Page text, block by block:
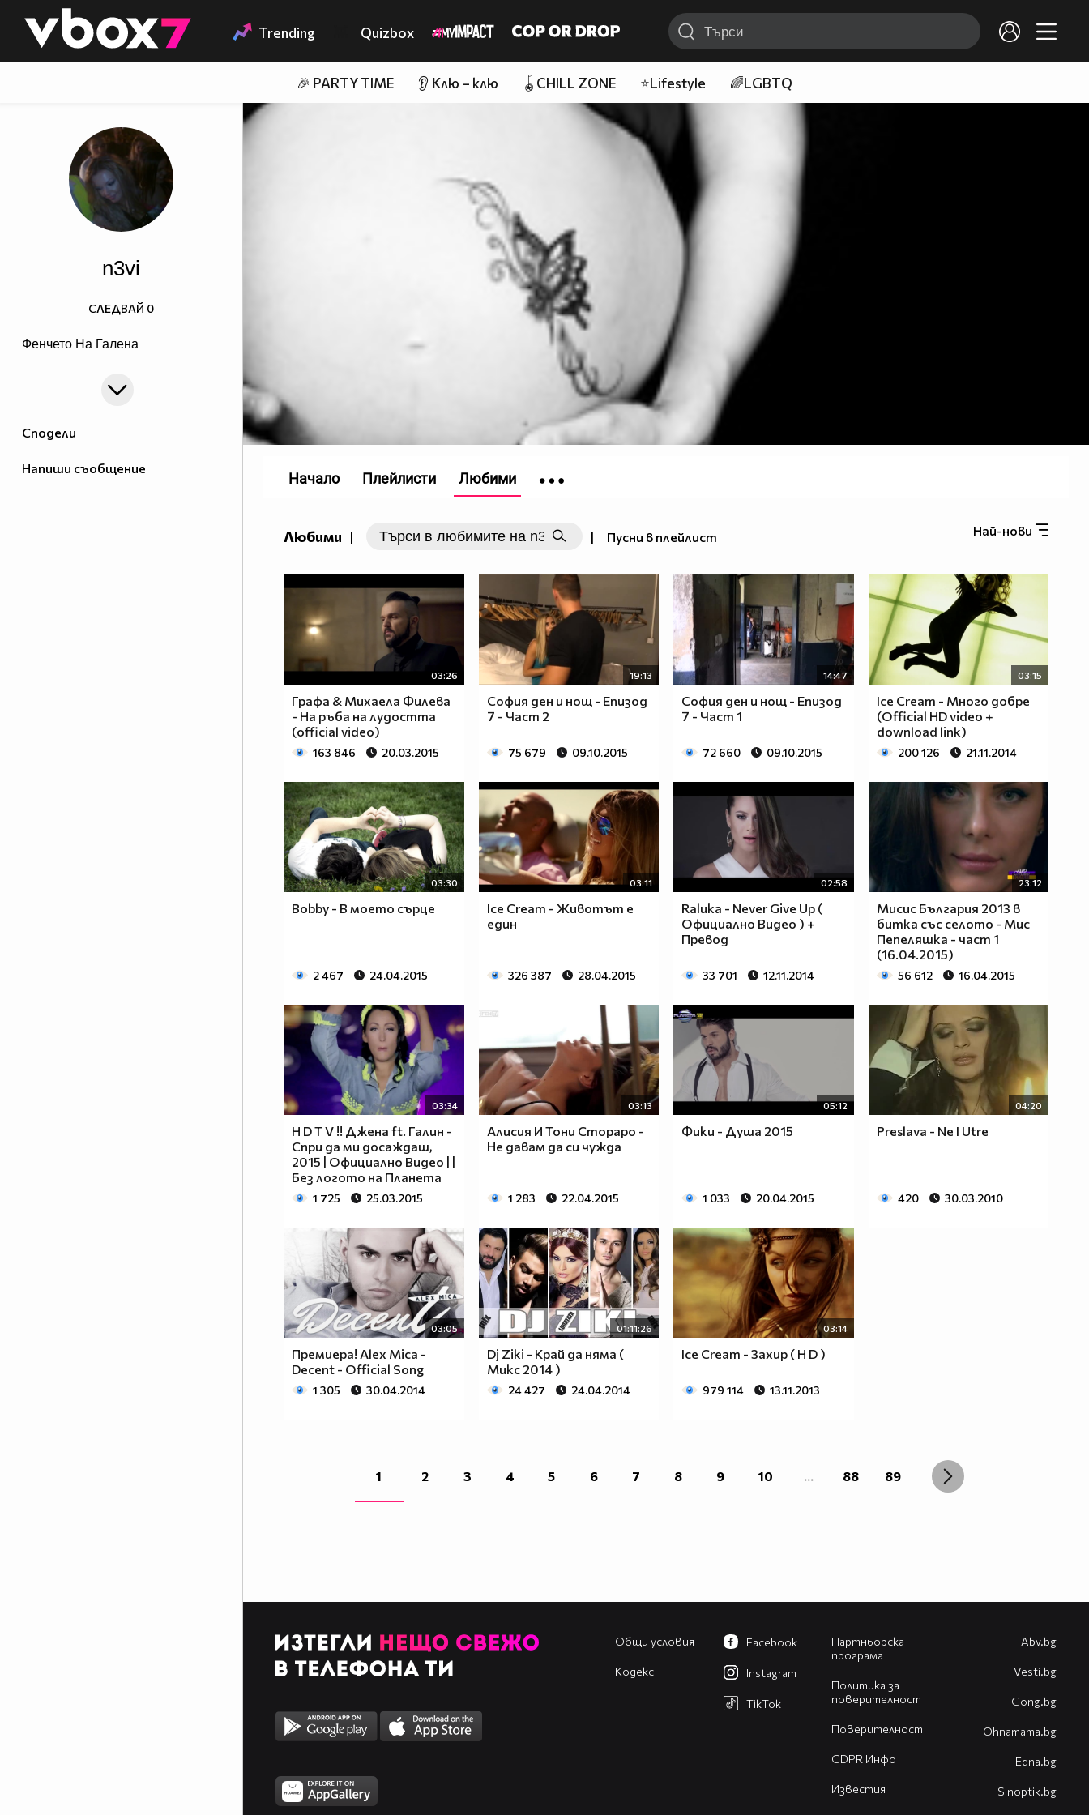
👾 Trending Quizbox
🎉 PARTY TIME 👂 Клю – клю 🪀CHILL ZONE ⭐Lifestyle 🌈LGBTQ
Сподели
Напиши съобщение
n3vi
Фенчето На Галена
СЛЕДВАЙ 0
Любими | | Пусни в плейлист Най-нови
03:26
Графа & Михаела Филева
- На ръба на лудостта
(official video)
163 846 20.03.2015
19:13
София ден и нощ - Епизод
7 - Част 2
75 679 09.10.2015
14:47
София ден и нощ - Епизод
7 - Част 1
72 660 09.10.2015
03:15
Ice Cream - Много добре
(Official HD video +
download link)
200 126 21.11.2014
03:30
Bobby - В моето сърце
2 467 24.04.2015
03:11
Ice Cream - Животът е
един
326 387 28.04.2015
02:58
Raluka - Never Give Up (
Официално Видео ) +
Превод
33 701 12.11.2014
23:12
Мисис България 2013 в
битка със селото - Мис
Пепеляшка - част 1
(16.04.2015)
56 612 16.04.2015
03:34
H D T V !! Джена ft. Галин -
Спри да ми досаждаш,
2015 | Официално Видео | |
Без логото на Планета
1 725 25.03.2015
03:13
Алисия И Тони Стораро -
Не давам да си чужда
1 283 22.04.2015
05:12
Фики - Душа 2015
1 033 20.04.2015
04:20
Preslava - Ne I Utre
420 30.03.2010
03:05
Премиера! Alex Mica -
Decent - Official Song
1 305 30.04.2014
01:11:26
Dj Ziki - Край да няма (
Микс 2014 )
24 427 24.04.2014
03:14
Ice Cream - Захир ( H D )
979 114 13.11.2013
1 2 3 4 5 6 7 8 9 10 ... 88 89
Начало Плейлисти Любими
Общи условия
Кодекс
Партньорска
програма
Политика за
поверителност
Поверителност
GDPR Инфо
Известия
Facebook
Instagram
TikTok
Abv.bg
Vesti.bg
Gong.bg
Оhnamama.bg
Edna.bg
Sinoptik.bg